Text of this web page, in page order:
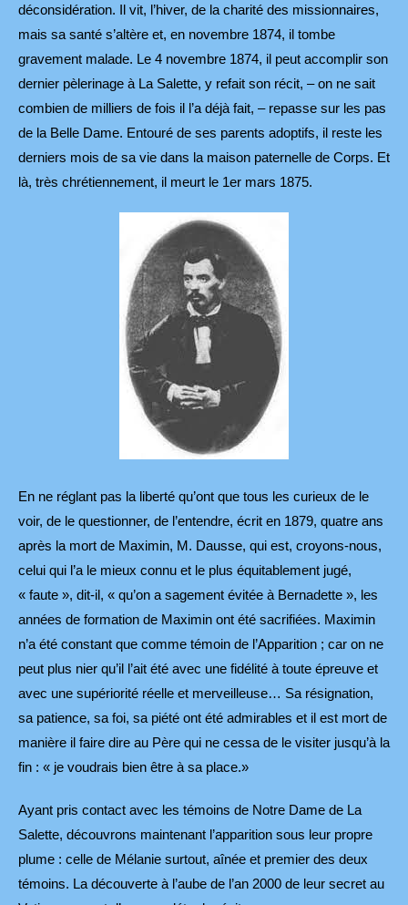
déconsidération. Il vit, l’hiver, de la charité des missionnaires,
mais sa santé s’altère et, en novembre 1874, il tombe
gravement malade. Le 4 novembre 1874, il peut accomplir son
dernier pèlerinage à La Salette, y refait son récit, – on ne sait
combien de milliers de fois il l’a déjà fait, – repasse sur les pas
de la Belle Dame. Entouré de ses parents adoptifs, il reste les
derniers mois de sa vie dans la maison paternelle de Corps. Et
là, très chrétiennement, il meurt le 1er mars 1875.
En ne réglant pas la liberté qu’ont que tous les curieux de le
voir, de le questionner, de l’entendre, écrit en 1879, quatre ans
après la mort de Maximin, M. Dausse, qui est, croyons-nous,
celui qui l’a le mieux connu et le plus équitablement jugé,
« faute », dit-il, « qu’on a sagement évitée à Bernadette », les
années de formation de Maximin ont été sacrifiées. Maximin
n’a été constant que comme témoin de l’Apparition ; car on ne
peut plus nier qu’il l’ait été avec une fidélité à toute épreuve et
avec une supériorité réelle et merveilleuse… Sa résignation,
sa patience, sa foi, sa piété ont été admirables et il est mort de
manière il faire dire au Père qui ne cessa de le visiter jusqu’à la
fin : « je voudrais bien être à sa place.»
Ayant pris contact avec les témoins de Notre Dame de La
Salette, découvrons maintenant l’apparition sous leur propre
plume : celle de Mélanie surtout, aînée et premier des deux
témoins. La découverte à l’aube de l’an 2000 de leur secret au